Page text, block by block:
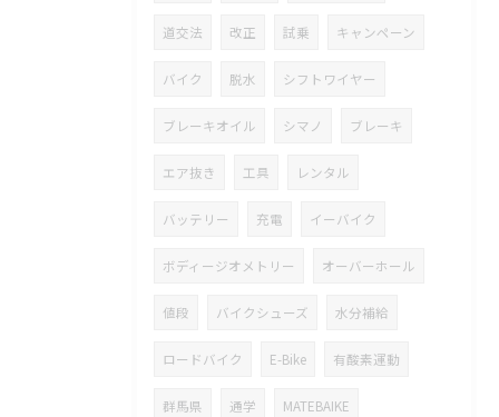
道交法 改正 試乗 キャンペーン
バイク 脱水 シフトワイヤー
ブレーキオイル シマノ ブレーキ
エア抜き 工具 レンタル
バッテリー 充電 イーバイク
ボディージオメトリー オーバーホール
値段 バイクシューズ 水分補給
ロードバイク E-Bike 有酸素運動
群馬県 通学 MATEBAIKE